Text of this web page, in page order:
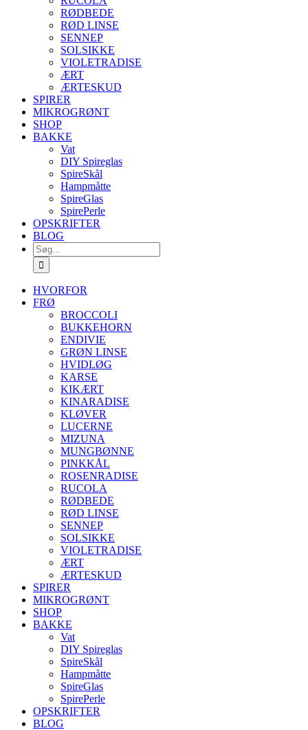
RØDBEDE
RØD LINSE
SENNEP
SOLSIKKE
VIOLETRADISE
ÆRT
ÆRTESKUD
SPIRER
MIKROGRØNT
SHOP
BAKKE
Vat
DIY Spireglas
SpireSkål
Hampmåtte
SpireGlas
SpirePerle
OPSKRIFTER
BLOG
Søg
efter:
HVORFOR
FRØ
BROCCOLI
BUKKEHORN
ENDIVIE
GRØN LINSE
HVIDLØG
KARSE
KIKÆRT
KINARADISE
KLØVER
LUCERNE
MIZUNA
MUNGBØNNE
PINKKÅL
ROSENRADISE
RUCOLA
RØDBEDE
RØD LINSE
SENNEP
SOLSIKKE
VIOLETRADISE
ÆRT
ÆRTESKUD
SPIRER
MIKROGRØNT
SHOP
BAKKE
Vat
DIY Spireglas
SpireSkål
Hampmåtte
SpireGlas
SpirePerle
OPSKRIFTER
BLOG